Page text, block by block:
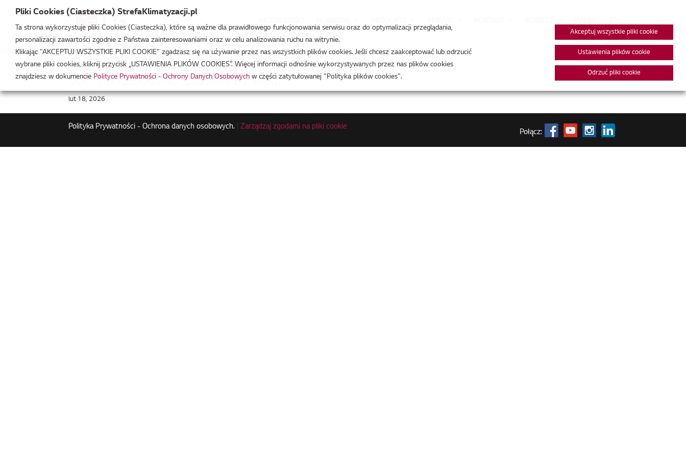
Strefa Klimatyzacji /PT-UMC1
DoC_17LQEU0020D_Cassette Panel.pdf
lut 18, 2026
Polityka Prywatności - Ochrona danych osobowych. |Zarządzaj zgodami na pliki cookie
Połącz:
Pliki Cookies (Ciasteczka) StrefaKlimatyzacji.pl
Ta strona wykorzystuje pliki Cookies (Ciasteczka), które są ważne dla prawidłowego funkcjonowania serwisu oraz do optymalizacji przeglądania,
personalizacji zawartości zgodnie z Państwa zainteresowaniami oraz w celu analizowania ruchu na witrynie.
Klikając "AKCEPTUJ WSZYSTKIE PLIKI COOKIE" zgadzasz się na używanie przez nas wszystkich plików cookies. Jeśli chcesz zaakceptować lub odrzucić
wybrane pliki cookies, kliknij przycisk „USTAWIENIA PLIKÓW COOKIES”. Więcej informacji odnośnie wykorzystywanych przez nas plików cookies
znajdziesz w dokumencie Polityce Prywatności - Ochrony Danych Osobowych w części zatytułowanej "Polityka plików cookies".
Akceptuj wszystkie pliki cookie
Ustawienia plików cookie
Odrzuć pliki cookie